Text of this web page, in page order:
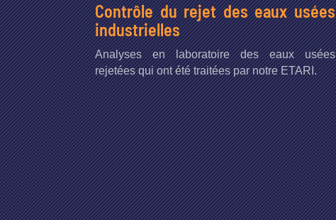
Contrôle du rejet des eaux usées
industrielles
Analyses en laboratoire des eaux usées
rejetées qui ont été traitées par notre ETARI.